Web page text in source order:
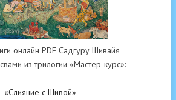
онлайн PDF Садгуру Шивайя
из трилогии «Мастер-курс»:
«Слияние с Шивой»